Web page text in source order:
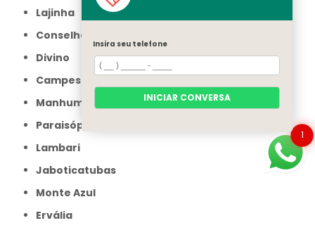
Lajinha
Conselheiro Pena
Divino
Campestre
Manhumirim
Paraisópolis
Lambari
Jaboticatubas
Monte Azul
Ervália
1
Insira seu telefone
INICIAR CONVERSA